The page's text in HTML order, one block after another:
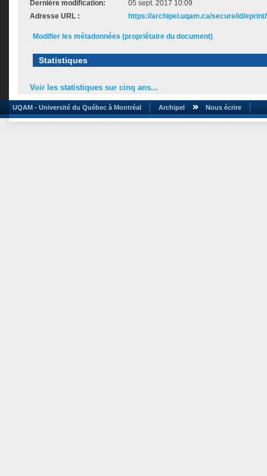
Dernière modification:
05 sept. 2017 10:09
Adresse URL :
https://archipel.uqam.ca/secure/id/
Modifier les métadonnées (propriétaire du document)
Statistiques
Voir les statistiques sur cinq ans...
UQAM - Université du Québec à Montréal Archipel Nous écrire